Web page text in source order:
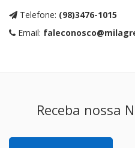
Telefone: (98)3476-1015
Email:
Receba nossa